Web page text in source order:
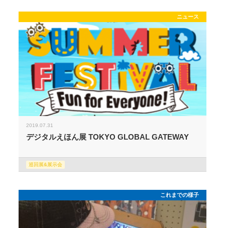
ニュース
2019.07.31
デジタルえほん展 TOKYO GLOBAL GATEWAY
巡回展&展示会
これまでの様子